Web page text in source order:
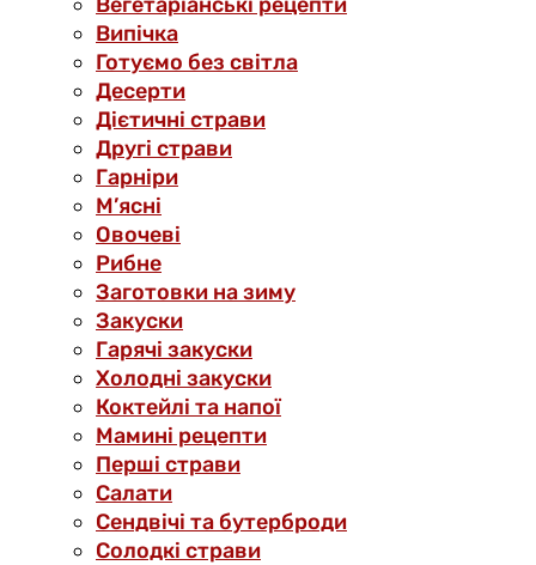
Випічка
Готуємо без світла
Десерти
Дієтичні страви
Другі страви
Гарніри
М’ясні
Овочеві
Рибне
Заготовки на зиму
Закуски
Гарячі закуски
Холодні закуски
Коктейлі та напої
Мамині рецепти
Перші страви
Салати
Сендвічі та бутерброди
Солодкі страви